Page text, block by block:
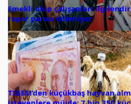
Emekli olup çalışanları
rapor parası ödemiyor
TİGEM’den küçükbaş hayvan